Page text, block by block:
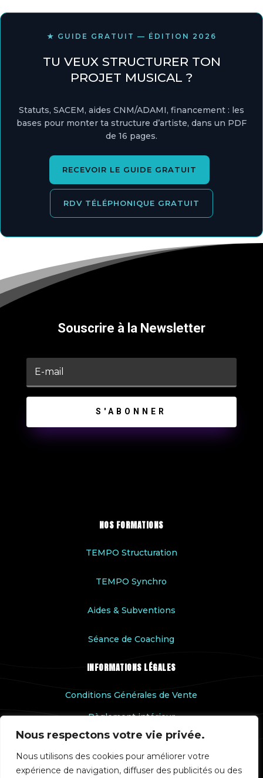
Nous respectons votre vie privée.
Nous utilisons des cookies pour améliorer votre
expérience de navigation, diffuser des publicités ou des
★ GUIDE GRATUIT — ÉDITION 2026
TU VEUX STRUCTURER TON
PROJET MUSICAL ?
Statuts, SACEM, aides CNM/ADAMI, financement : les
bases pour monter ta structure d’artiste, dans un PDF
de 16 pages.
RECEVOIR LE GUIDE GRATUIT
RDV TÉLÉPHONIQUE GRATUIT
Souscrire à la Newsletter
S'ABONNER
NOS FORMATIONS
TEMPO Structuration
TEMPO Synchro
Aides & Subventions
Séance de Coaching
INFORMATIONS LÉGALES
Conditions Générales de Vente
Règlement intérieur
Accessibilité handicap
Rapport qualité